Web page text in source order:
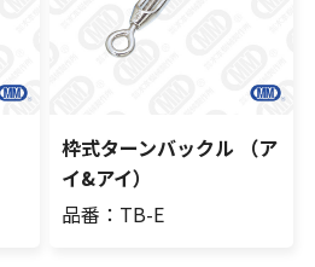
枠式ターンバックル （ア
イ&アイ）
品番：TB-E